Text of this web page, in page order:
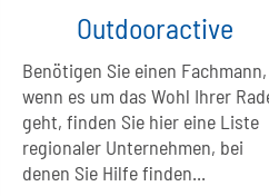
Outdooractive
Benötigen Sie einen Fachmann,
wenn es um das Wohl Ihrer
geht, finden Sie hier eine Liste
regionaler Unternehmen, bei
denen Sie Hilfe finden...